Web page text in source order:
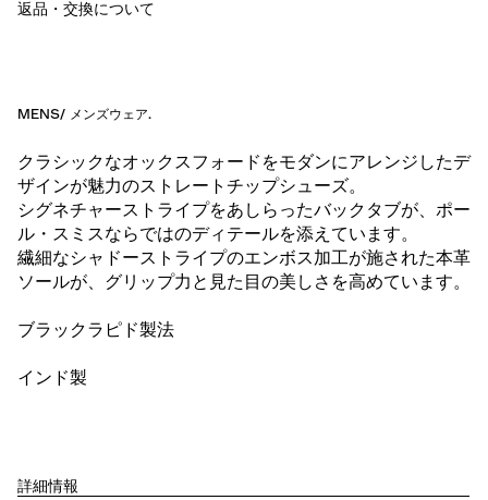
返品・交換について
MENS/ メンズウェア.
クラシックなオックスフォードをモダンにアレンジしたデ
ザインが魅力のストレートチップシューズ。
シグネチャーストライプをあしらったバックタブが、ポー
ル・スミスならではのディテールを添えています。
繊細なシャドーストライプのエンボス加工が施された本革
ソールが、グリップ力と見た目の美しさを高めています。
ブラックラピド製法
インド製
詳細情報